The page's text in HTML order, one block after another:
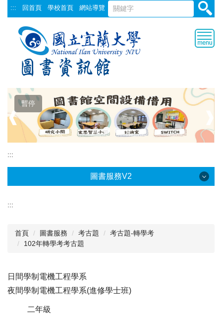
跳
到
::: 回首頁 學校首頁 網站導覽
暫停
❰
:::
圖書服務V2
閱讀與推廣
:::
首頁 圖書服務 考古題
考古題-轉學考
102年轉學考考古題
日間學制電機工程學系
夜間學制電機工程學系(進修學士班)
二年級